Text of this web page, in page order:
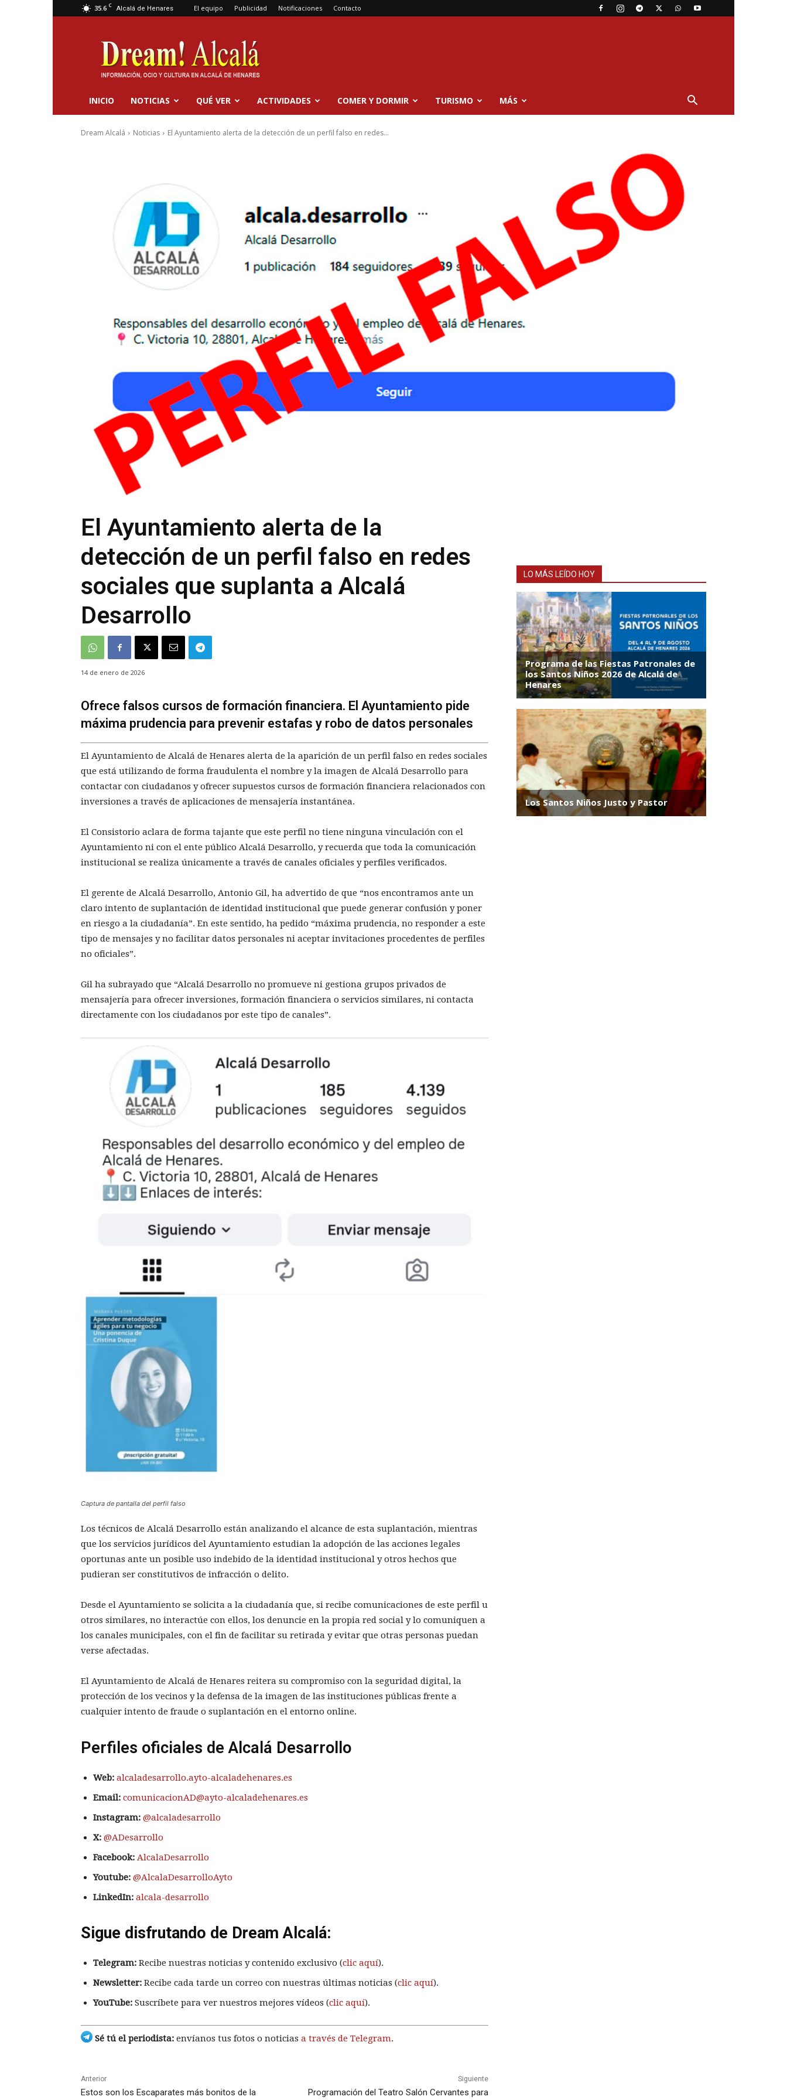
35.6 C Alcalá de Henares El equipo Publicidad Notificaciones Contacto
Dream
Alcalá
INICIO NOTICIAS QUÉ VER ACTIVIDADES COMER Y DORMIR TURISMO MÁS
Dream Alcalá Noticias El Ayuntamiento alerta de la detección de un perfil falso en redes...
El Ayuntamiento alerta de la
detección de un perfil falso en redes
sociales que suplanta a Alcalá
Desarrollo
14 de enero de 2026
Ofrece falsos cursos de formación financiera. El Ayuntamiento pide
máxima prudencia para prevenir estafas y robo de datos personales
El Ayuntamiento de Alcalá de Henares alerta de la aparición de un perfil falso en redes sociales
que está utilizando de forma fraudulenta el nombre y la imagen de Alcalá Desarrollo para
contactar con ciudadanos y ofrecer supuestos cursos de formación financiera relacionados con
inversiones a través de aplicaciones de mensajería instantánea.
El Consistorio aclara de forma tajante que este perfil no tiene ninguna vinculación con el
Ayuntamiento ni con el ente público Alcalá Desarrollo, y recuerda que toda la comunicación
institucional se realiza únicamente a través de canales oficiales y perfiles verificados.
El gerente de Alcalá Desarrollo, Antonio Gil, ha advertido de que “nos encontramos ante un
claro intento de suplantación de identidad institucional que puede generar confusión y poner
en riesgo a la ciudadanía”. En este sentido, ha pedido “máxima prudencia, no responder a este
tipo de mensajes y no facilitar datos personales ni aceptar invitaciones procedentes de perfiles
no oficiales”.
Gil ha subrayado que “Alcalá Desarrollo no promueve ni gestiona grupos privados de
mensajería para ofrecer inversiones, formación financiera o servicios similares, ni contacta
directamente con los ciudadanos por este tipo de canales”.
Captura de pantalla del perfil falso
Los técnicos de Alcalá Desarrollo están analizando el alcance de esta suplantación, mientras
que los servicios jurídicos del Ayuntamiento estudian la adopción de las acciones legales
oportunas ante un posible uso indebido de la identidad institucional y otros hechos que
pudieran ser constitutivos de infracción o delito.
Desde el Ayuntamiento se solicita a la ciudadanía que, si recibe comunicaciones de este perfil u
otros similares, no interactúe con ellos, los denuncie en la propia red social y lo comuniquen a
los canales municipales, con el fin de facilitar su retirada y evitar que otras personas puedan
verse afectadas.
El Ayuntamiento de Alcalá de Henares reitera su compromiso con la seguridad digital, la
protección de los vecinos y la defensa de la imagen de las instituciones públicas frente a
cualquier intento de fraude o suplantación en el entorno online.
Perfiles oficiales de Alcalá Desarrollo
Web: alcaladesarrollo.ayto-alcaladehenares.es
Email: comunicacionAD@ayto-alcaladehenares.es
Instagram: @alcaladesarrollo
X: @ADesarrollo
Facebook: AlcalaDesarrollo
Youtube: @AlcalaDesarrolloAyto
LinkedIn: alcala-desarrollo
Sigue disfrutando de Dream Alcalá:
Telegram: Recibe nuestras noticias y contenido exclusivo (clic aquí).
Newsletter: Recibe cada tarde un correo con nuestras últimas noticias (clic aquí).
YouTube: Suscríbete para ver nuestros mejores vídeos (clic aquí).
Sé tú el periodista: envíanos tus fotos o noticias a través de Telegram.
Anterior
Estos son los Escaparates más bonitos de la
Siguiente
Programación del Teatro Salón Cervantes para
LO MÁS LEÍDO HOY